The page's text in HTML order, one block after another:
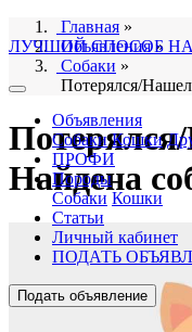
ЛУЧШИЙ СПОСОБ
Объявления
Собаки Кошки
ПРОФИ
Породы
Собаки Кошки
Статьи
Личный кабинет
ПОДАТЬ
Подать объявление
Главная »
Объявления»
Собаки »
Потерялся/
Найдена